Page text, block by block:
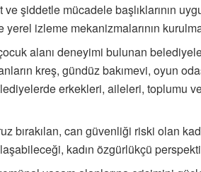
şiddetle mücadele başlıklarının
izleme mekanizmalarının
alanı deneyimi bulunan
kreş, gündüz bakımevi, oyun
erkekleri, aileleri, toplumu
bırakılan, can güvenliği riski olan
kadın özgürlükçü